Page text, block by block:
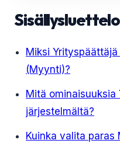
Sisällysluettelo
Miksi
(Myynti)?
Mitä
järjestelmältä?
Kuinka valita